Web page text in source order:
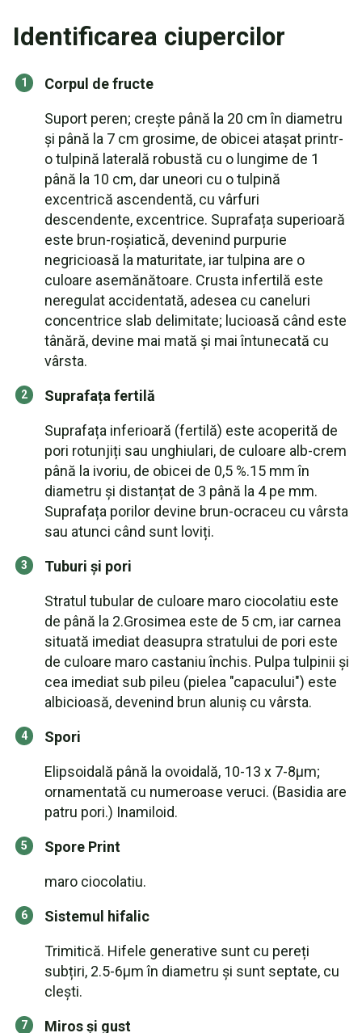
Identificarea ciupercilor
Corpul de fructe
Suport peren; crește până la 20 cm în diametru
și până la 7 cm grosime, de obicei atașat printr-
o tulpină laterală robustă cu o lungime de 1
până la 10 cm, dar uneori cu o tulpină
excentrică ascendentă, cu vârfuri
descendente, excentrice. Suprafața superioară
este brun-roșiatică, devenind purpurie
negricioasă la maturitate, iar tulpina are o
culoare asemănătoare. Crusta infertilă este
neregulat accidentată, adesea cu caneluri
concentrice slab delimitate; lucioasă când este
tânără, devine mai mată și mai întunecată cu
vârsta.
Suprafața fertilă
Suprafața inferioară (fertilă) este acoperită de
pori rotunjiți sau unghiulari, de culoare alb-crem
până la ivoriu, de obicei de 0,5 %.15 mm în
diametru și distanțat de 3 până la 4 pe mm.
Suprafața porilor devine brun-ocraceu cu vârsta
sau atunci când sunt loviți.
Tuburi și pori
Stratul tubular de culoare maro ciocolatiu este
de până la 2.Grosimea este de 5 cm, iar carnea
situată imediat deasupra stratului de pori este
de culoare maro castaniu închis. Pulpa tulpinii și
cea imediat sub pileu (pielea "capacului") este
albicioasă, devenind brun aluniș cu vârsta.
Spori
Elipsoidală până la ovoidală, 10-13 x 7-8µm;
ornamentată cu numeroase veruci. (Basidia are
patru pori.) Inamiloid.
Spore Print
maro ciocolatiu.
Sistemul hifalic
Trimitică. Hifele generative sunt cu pereți
subțiri, 2.5-6µm în diametru și sunt septate, cu
clești.
Miros și gust